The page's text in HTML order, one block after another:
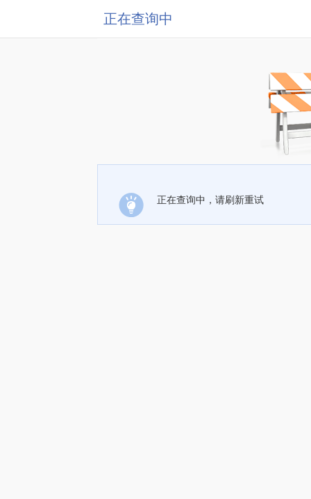
正在查询中
正在查询中，请刷新重试